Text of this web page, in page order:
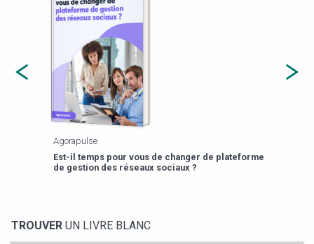
Agorapulse
Est-il temps pour vous de changer de plateforme
de gestion des réseaux sociaux ?
TROUVER UN LIVRE BLANC